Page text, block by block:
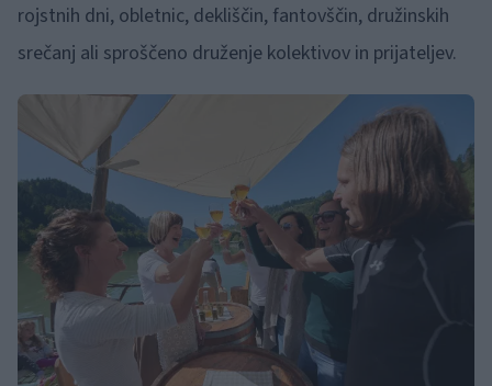
rojstnih dni, obletnic, dekliščin, fantovščin, družinskih
srečanj ali sproščeno druženje kolektivov in prijateljev.